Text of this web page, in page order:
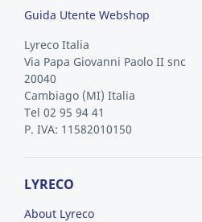
Guida Utente Webshop
Lyreco Italia
Via Papa Giovanni Paolo II snc
20040
Cambiago (MI) Italia
Tel 02 95 94 41
P. IVA: 11582010150
LYRECO
About Lyreco